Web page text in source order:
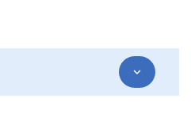
expand_more